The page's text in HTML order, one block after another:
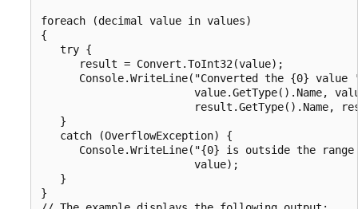
foreach (decimal value in values)
{
   try {
      result = Convert.ToInt32(value);
Console.WriteLine("Converted the {0} value
value.GetType().Name,
result.GetType().Name,
   }
   catch (OverflowException) {
Console.WriteLine("{0} is outside the
                        value);
   }
}